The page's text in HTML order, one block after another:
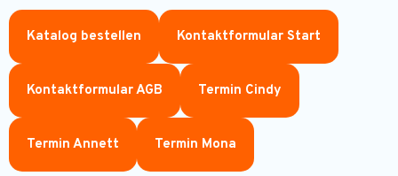
Katalog bestellen Kontaktformular Start
Kontaktformular AGB Termin Cindy
Termin Annett Termin Mona